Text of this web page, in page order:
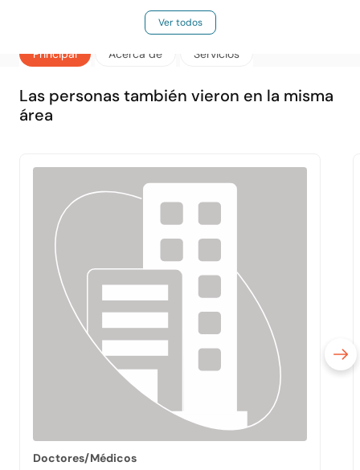
Principal Acerca de Servicios
Ver todos
Las personas también vieron en la misma
área
Doctores/Médicos